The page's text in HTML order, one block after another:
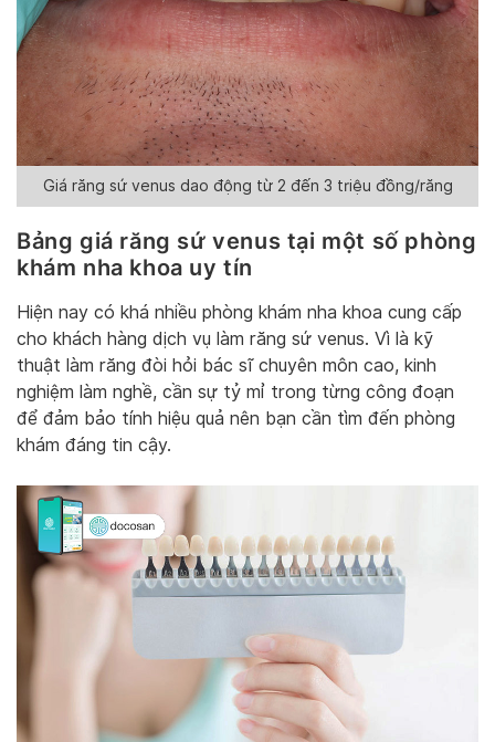
Giá răng sứ venus dao động từ 2 đến 3 triệu đồng/răng
Bảng giá răng sứ venus tại một số phòng
khám nha khoa uy tín
Hiện nay có khá nhiều phòng khám nha khoa cung cấp
cho khách hàng dịch vụ làm răng sứ venus. Vì là kỹ
thuật làm răng đòi hỏi bác sĩ chuyên môn cao, kinh
nghiệm làm nghề, cần sự tỷ mỉ trong từng công đoạn
để đảm bảo tính hiệu quả nên bạn cần tìm đến phòng
khám đáng tin cậy.